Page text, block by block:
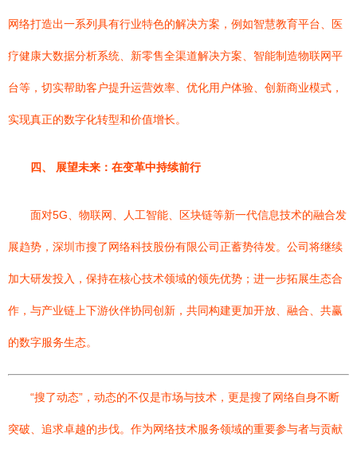
网络打造出一系列具有行业特色的解决方案，例如智慧教育平台、医
疗健康大数据分析系统、新零售全渠道解决方案、智能制造物联网平
台等，切实帮助客户提升运营效率、优化用户体验、创新商业模式，
实现真正的数字化转型和价值增长。
四、 展望未来：在变革中持续前行
面对5G、物联网、人工智能、区块链等新一代信息技术的融合发
展趋势，深圳市搜了网络科技股份有限公司正蓄势待发。公司将继续
加大研发投入，保持在核心技术领域的领先优势；进一步拓展生态合
作，与产业链上下游伙伴协同创新，共同构建更加开放、融合、共赢
的数字服务生态。
“搜了动态”，动态的不仅是市场与技术，更是搜了网络自身不断
突破、追求卓越的步伐。作为网络技术服务领域的重要参与者与贡献